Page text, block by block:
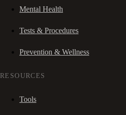
Mental Health
Tests & Procedures
Prevention & Wellness
RESOURCES
Tools